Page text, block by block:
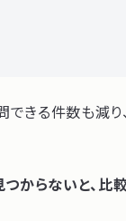
できる件数も減
からないと、比